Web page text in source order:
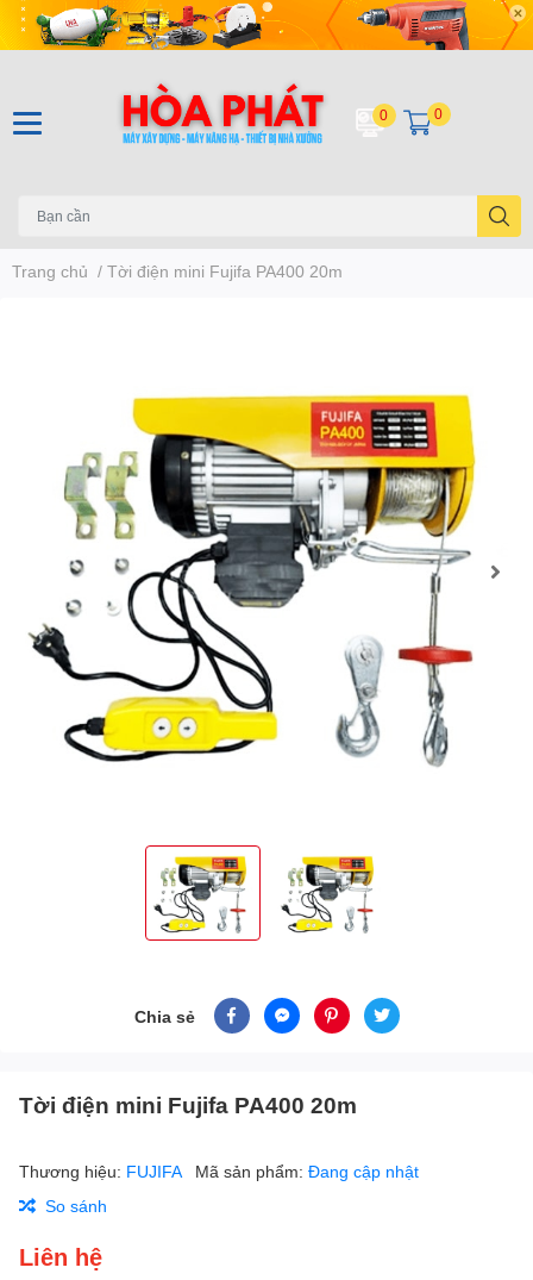
0 0
Trang chủ / Tời điện mini Fujifa PA400 20m
Chia sẻ
Tời điện mini Fujifa PA400 20m
Thương hiệu: FUJIFA Mã sản phẩm: Đang cập nhật
So sánh
Liên hệ